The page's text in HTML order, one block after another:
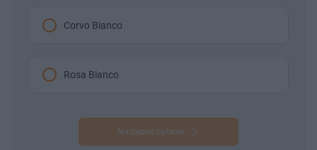
Corvo Bianco
Rosa Bianco
Następne pytanie